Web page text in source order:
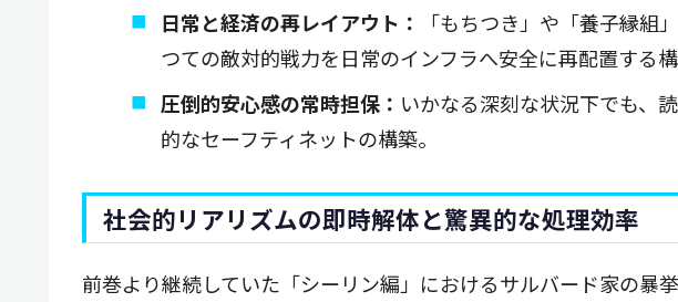
日常と経済の再レイアウト：
「もちつき」や「養子縁組
つての敵対的戦力を日常のインフラへ安全に再配置する構
圧倒的安心感の常時担保： いかなる深刻な状況下でも、
的なセーフティネットの構築。
社会的リアリズムの即時解体と驚異的な処理効率
前巻より継続していた「シーリン編」におけるサルバード家の暴